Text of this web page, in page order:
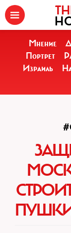
Мнение
Портрет
Израиль